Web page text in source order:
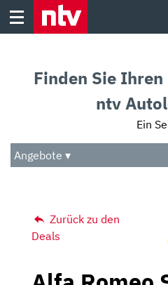
Skip
Audio
Das Beste
Finden Sie
ntv
Ein
Angebote ▾
Zurück zu den
Deals